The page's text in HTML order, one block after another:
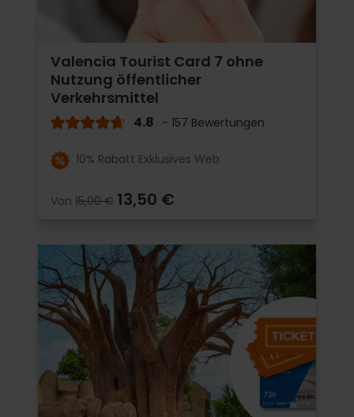
Valencia Tourist Card 7 ohne
Nutzung öffentlicher
Verkehrsmittel
4.8 - 157 Bewertungen
10% Rabatt Exklusives Web
Von 15,00 € 13,50 €